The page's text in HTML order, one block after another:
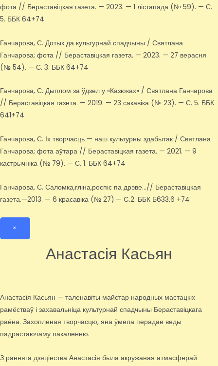
фота // Бераставіцкая газета. — 2023. — 1 лістапада (№ 59). — С.
5. ББК 64+74
Ганчарова, С. Дотык да культурнай спадчыны / Святлана
Ганчарова; фота // Бераставіцкая газета. — 2023. — 27 верасня
(№ 54). — С. 3. ББК 64+74
Ганчарова, С. Дыплом за ўдзел у «Казюках» / Святлана Ганчарова
// Бераставіцкая газета. — 2019. — 23 сакавіка (№ 23). — С. 5. ББК
641+74
Ганчарова, С. Іх творчасць — наш культурны здабытак / Святлана
Ганчарова; фота аўтара // Бераставіцкая газета. — 2021. — 9
кастрычніка (№ 79). — С. 1. ББК 64+74
Ганчарова, С. Саломка,гліна,роспіс па дрэве…// Бераставіцкая
газета.—2013. — 6 красавіка (№ 27).— C.2. ББК Б633.6 +74
×
Анастасія Касьян
Анастасія Касьян — таленавіты майстар народных мастацкіх
рамёстваў і захавальніца культурнай спадчыны Бераставіцкага
раёна. Захопленая творчасцю, яна ўмела перадае веды
падрастаючаму пакаленню.
З ранняга дзяцінства Анастасія была акружаная атмасферай